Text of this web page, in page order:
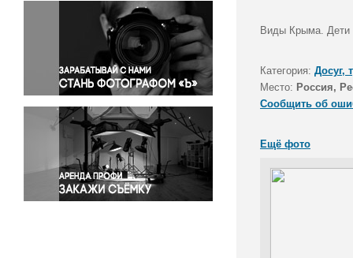
Окружающая среда
Политика
Правосудие
Происшествия и конфликты
Религия
Светская жизнь
Спорт
Экология
Экономика и бизнес
Виды Крыма. Дети
Категория: Досуг,
Место: Россия,
Сообщить об
Ещё фото